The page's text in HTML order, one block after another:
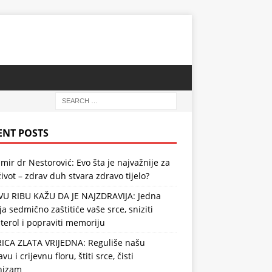
POSTS
dr Nestorović: Evo šta je najvažnije za
– zdrav duh stvara zdravo tijelo?
RIBU KAŽU DA JE NAJZDRAVIJA: Jedna
sedmično zaštitiće vaše srce, sniziti
i popraviti memoriju
ZLATA VRIJEDNA: Reguliše našu
i crijevnu floru, štiti srce, čisti